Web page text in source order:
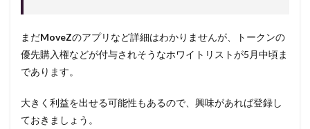
まだMoveZのアプリなど詳細はわかりませんが、トークンの
優先購入権などが付与されそうなホワイトリストが5月中頃ま
であります。
大きく利益を出せる可能性もあるので、興味があれば登録し
ておきましょう。